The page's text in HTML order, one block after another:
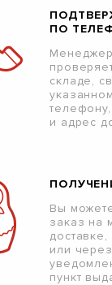
ПО
Менеджер
складе,
и адрес
Вы
заказ на
или
пункт